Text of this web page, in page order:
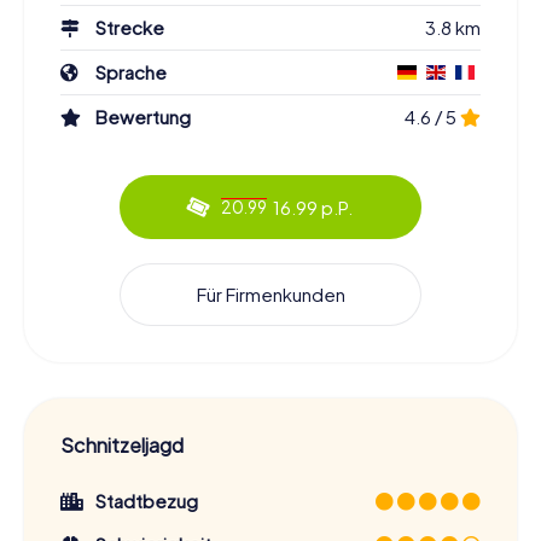
durchstreift, werdet ihr nicht nur die bekannten Orte,
sondern auch versteckte Juwelen entdecken, die Caen
zu bieten hat.
Berühmte Persönlichkeiten und ihre
Die Schnitzeljagd in Caen bietet euch die Möglichkeit,
mehr über berühmte Persönlichkeiten und ihre Verbindung
zur Stadt zu erfahren. Ihr werdet Orte besuchen, die mit
bedeutenden Figuren der Geschichte in Verbindung
stehen, und könnt euch in ihre Geschichten vertiefen. So
lernt ihr nicht nur die Stadt, sondern auch die Menschen
kennen, die sie geprägt haben. Diese interaktive und
Tickets buchen und die Schnitzeljagd in Caen
starten
Ein Besuch in Caen ist ohne die Teilnahme an unserer
Strecke
3.8 km
Sprache
Bewertung
4.6 / 5
20.99 16.99 p.P.
Für Firmenkunden
Schnitzeljagd
Stadtbezug